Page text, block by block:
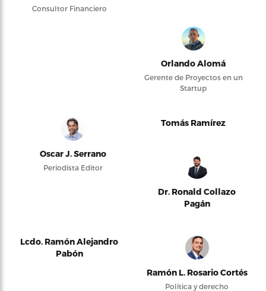
Consultor Financiero
Orlando Alomá
Gerente de Proyectos en un
Startup
Oscar J. Serrano
Periodista Editor
Tomás Ramírez
Dr. Ronald Collazo
Pagán
Lcdo. Ramón Alejandro
Pabón
Ramón L. Rosario Cortés
Política y derecho